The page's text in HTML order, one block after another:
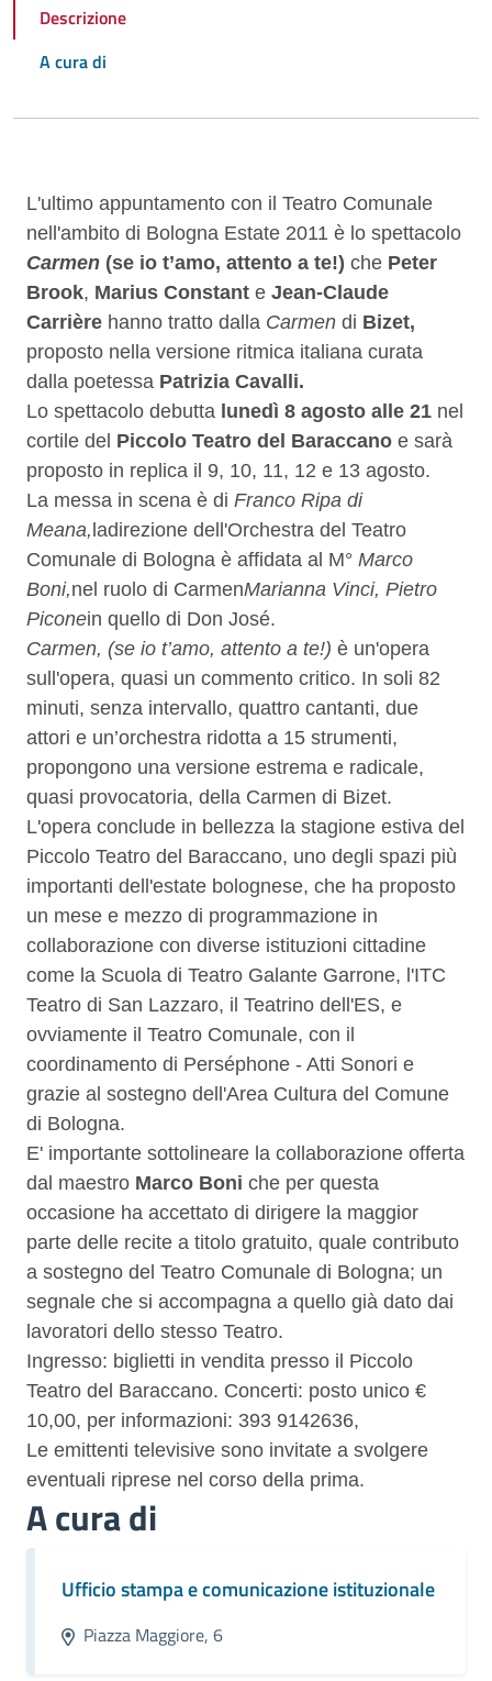
Descrizione
A cura di
Descrizione
L'ultimo appuntamento con il Teatro Comunale
nell'ambito di Bologna Estate 2011 è lo spettacolo
Carmen (se io t’amo, attento a te!) che Peter
Brook, Marius Constant e Jean-Claude
Carrière hanno tratto dalla Carmen di Bizet,
proposto nella versione ritmica italiana curata
dalla poetessa Patrizia Cavalli.
Lo spettacolo debutta lunedì 8 agosto alle 21 nel
cortile del Piccolo Teatro del Baraccano e sarà
proposto in replica il 9, 10, 11, 12 e 13 agosto.
La messa in scena è di Franco Ripa di
Meana, ladirezione dell'Orchestra del Teatro
Comunale di Bologna è affidata al M° Marco
Boni,nel ruolo di CarmenMarianna Vinci, Pietro
Piconein quello di Don José.
Carmen, (se io t’amo, attento a te!) è un'opera
sull'opera, quasi un commento critico. In soli 82
minuti, senza intervallo, quattro cantanti, due
attori e un’orchestra ridotta a 15 strumenti,
propongono una versione estrema e radicale,
quasi provocatoria, della Carmen di Bizet.
L'opera conclude in bellezza la stagione estiva del
Piccolo Teatro del Baraccano, uno degli spazi più
importanti dell'estate bolognese, che ha proposto
un mese e mezzo di programmazione in
collaborazione con diverse istituzioni cittadine
come la Scuola di Teatro Galante Garrone, l'ITC
Teatro di San Lazzaro, il Teatrino dell'ES, e
ovviamente il Teatro Comunale, con il
coordinamento di Perséphone - Atti Sonori e
grazie al sostegno dell'Area Cultura del Comune
di Bologna.
E' importante sottolineare la collaborazione offerta
dal maestro Marco Boni che per questa
occasione ha accettato di dirigere la maggior
parte delle recite a titolo gratuito, quale contributo
a sostegno del Teatro Comunale di Bologna; un
segnale che si accompagna a quello già dato dai
lavoratori dello stesso Teatro.
Ingresso: biglietti in vendita presso il Piccolo
Teatro del Baraccano. Concerti: posto unico €
10,00, per informazioni: 393 9142636,
Le emittenti televisive sono invitate a svolgere
eventuali riprese nel corso della prima.
A cura di
Ufficio stampa e comunicazione istituzionale
Piazza Maggiore, 6